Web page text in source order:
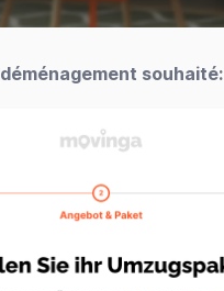
souhaité: